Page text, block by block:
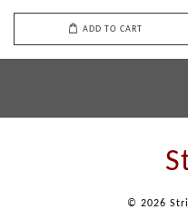
ADD TO CART
© 2026